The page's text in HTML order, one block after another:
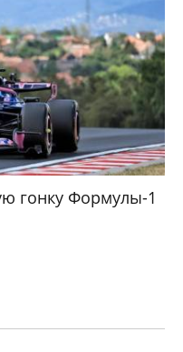
гонку Формулы-1